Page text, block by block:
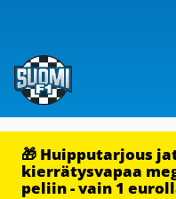
🎁 Huipputarjous
kierrätysvapaa
peliin - vain 1